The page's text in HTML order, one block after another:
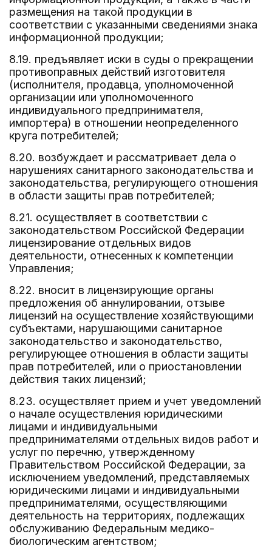
размещения на такой продукции в
соответствии с указанными сведениями знака
информационной продукции;
8.19. предъявляет иски в суды о прекращении
противоправных действий изготовителя
(исполнителя, продавца, уполномоченной
организации или уполномоченного
индивидуального предпринимателя,
импортера) в отношении неопределенного
круга потребителей;
8.20. возбуждает и рассматривает дела о
нарушениях санитарного законодательства и
законодательства, регулирующего отношения
в области защиты прав потребителей;
8.21. осуществляет в соответствии с
законодательством Российской Федерации
лицензирование отдельных видов
деятельности, отнесенных к компетенции
Управления;
8.22. вносит в лицензирующие органы
предложения об аннулировании, отзыве
лицензий на осуществление хозяйствующими
субъектами, нарушающими санитарное
законодательство и законодательство,
регулирующее отношения в области защиты
прав потребителей, или о приостановлении
действия таких лицензий;
8.23. осуществляет прием и учет уведомлений
о начале осуществления юридическими
лицами и индивидуальными
предпринимателями отдельных видов работ и
услуг по перечню, утвержденному
Правительством Российской Федерации, за
исключением уведомлений, представляемых
юридическими лицами и индивидуальными
предпринимателями, осуществляющими
деятельность на территориях, подлежащих
обслуживанию Федеральным медико-
биологическим агентством;